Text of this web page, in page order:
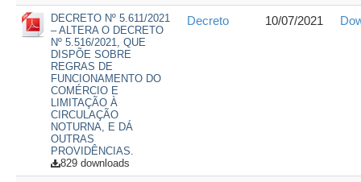
DECRETO Nº 5.611/2021
– ALTERA O DECRETO
Nº 5.516/2021, QUE
DISPÕE SOBRE
REGRAS DE
FUNCIONAMENTO DO
COMÉRCIO E
LIMITAÇÃO À
CIRCULAÇÃO
NOTURNA, E DÁ
OUTRAS
PROVIDÊNCIAS.
829 downloads
Decreto 10/07/2021